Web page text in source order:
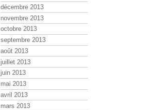
décembre 2013
novembre 2013
octobre 2013
septembre 2013
août 2013
juillet 2013
juin 2013
mai 2013
avril 2013
mars 2013